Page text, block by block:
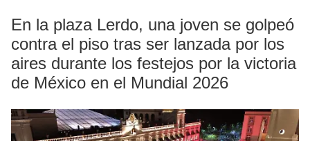
En la plaza Lerdo, una joven se golpeó
contra el piso tras ser lanzada por los
aires durante los festejos por la victoria
de México en el Mundial 2026